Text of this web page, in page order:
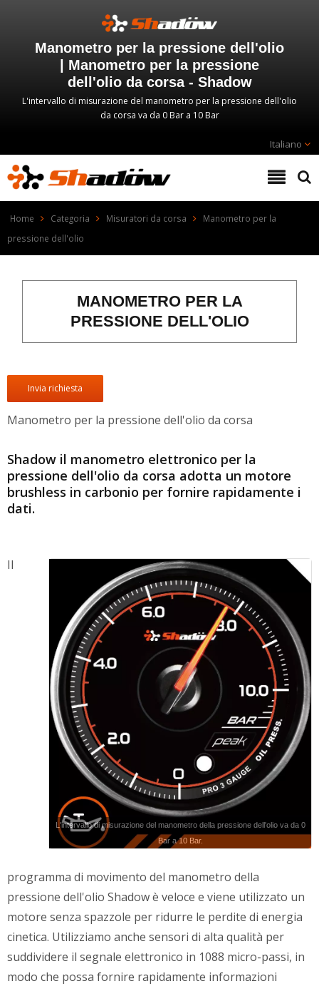
Manometro per la pressione dell'olio
| Manometro per la pressione
dell'olio da corsa - Shadow
L'intervallo di misurazione del manometro per la pressione dell'olio
da corsa va da 0 Bar a 10 Bar
Italiano
Home Categoria Misuratori da corsa
Manometro per la
pressione dell'olio
MANOMETRO PER LA
PRESSIONE DELL'OLIO
Invia richiesta
Manometro per la pressione dell'olio da corsa
Shadow il manometro elettronico per la
pressione dell'olio da corsa adotta un motore
brushless in carbonio per fornire rapidamente i
dati.
L'intervallo di misurazione del manometro della pressione dell'olio va da 0
Bar a 10 Bar.
Il
programma di movimento del manometro della
pressione dell'olio Shadow è veloce e viene utilizzato un
motore senza spazzole per ridurre le perdite di energia
cinetica. Utilizziamo anche sensori di alta qualità per
suddividere il segnale elettronico in 1088 micro-passi, in
modo che possa fornire rapidamente informazioni